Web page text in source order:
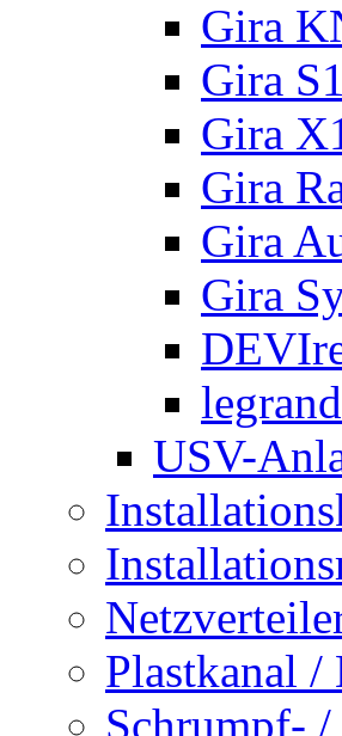
Gira
Gira S1
Gira
Gira
Gira
Gira
USV-
Plastkanal /
Schrumpf-